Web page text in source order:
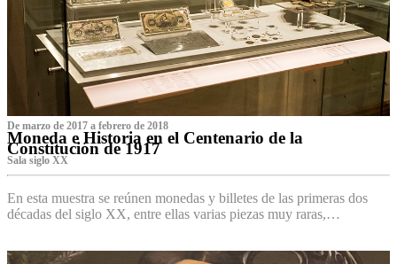
De marzo de 2017 a febrero de 2018
Moneda e Historia en el Centenario de la
Constitución de 1917
Sala siglo XX
En esta muestra se reúnen monedas y billetes de las primeras dos
décadas del siglo XX, entre ellas varias piezas muy raras,…